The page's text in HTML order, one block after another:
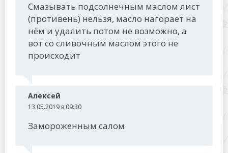
Смазывать подсолнечным маслом лист
(противень) нельзя, масло нагорает на
нём и удалить потом не возможно, а
вот со сливочным маслом этого не
происходит
Алексей
13.05.2019 в 09:30
Замороженным салом